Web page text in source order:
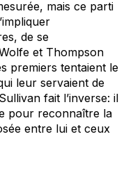
mais ce parti
de se
et Thompson
premiers tentaient le
leur servaient de
fait l’inverse: il
pour reconnaître la
entre lui et ceux